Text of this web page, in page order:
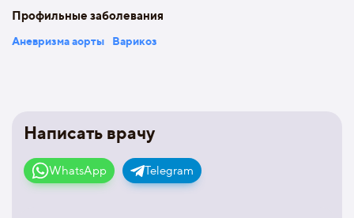
Написать врачу
WhatsApp Telegram
Профильные заболевания
Аневризма аорты Варикоз